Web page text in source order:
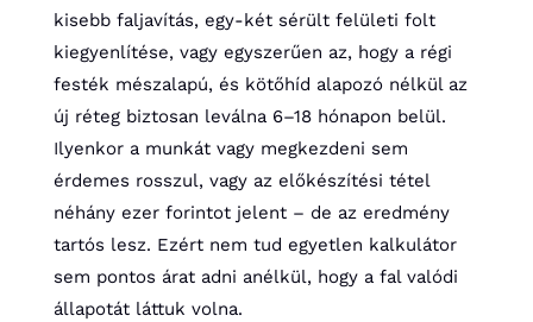
kisebb faljavítás, egy-két sérült felületi folt
kiegyenlítése, vagy egyszerűen az, hogy a régi
festék mészalapú, és kötőhíd alapozó nélkül az
új réteg biztosan leválna 6–18 hónapon belül.
Ilyenkor a munkát vagy megkezdeni sem
érdemes rosszul, vagy az előkészítési tétel
néhány ezer forintot jelent – de az eredmény
tartós lesz. Ezért nem tud egyetlen kalkulátor
sem pontos árat adni anélkül, hogy a fal valódi
állapotát láttuk volna.